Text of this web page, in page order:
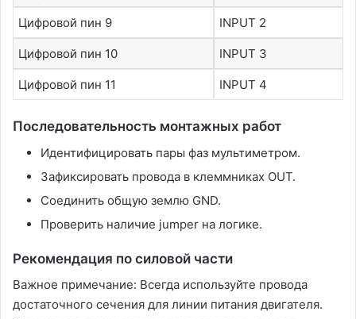
Цифровой пин 9 INPUT 2
Цифровой пин 10 INPUT 3
Цифровой пин 11 INPUT 4
Последовательность монтажных работ
Идентифицировать пары фаз мультиметром.
Зафиксировать провода в клеммниках OUT.
Соединить общую землю GND.
Проверить наличие jumper на логике.
Рекомендация по силовой части
Важное примечание: Всегда используйте провода
достаточного сечения для линии питания двигателя.